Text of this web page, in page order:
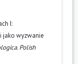
I:
jako wyzwanie
Polish